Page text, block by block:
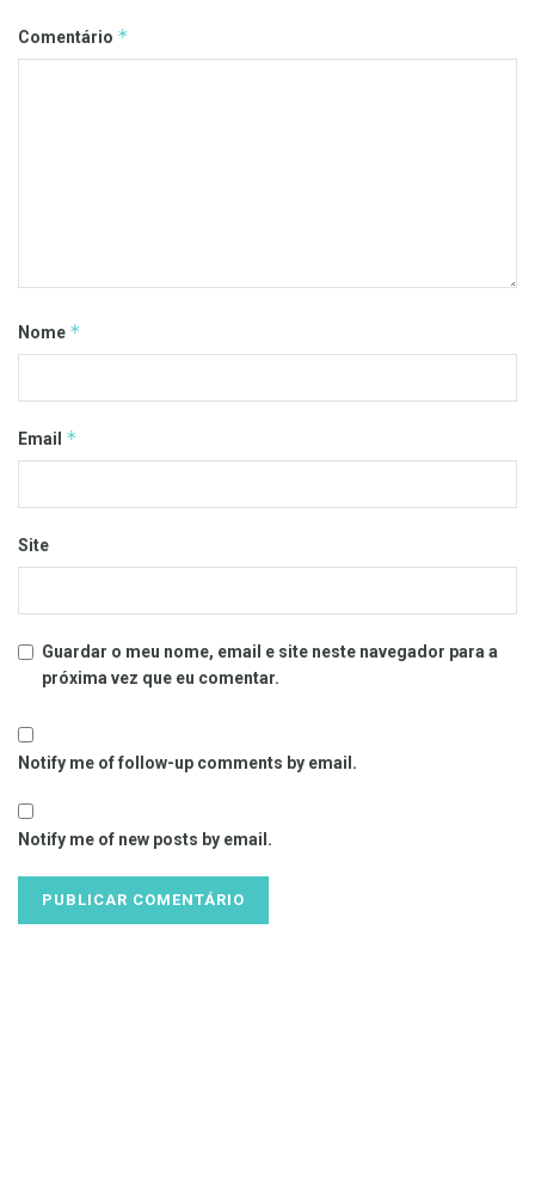
Comentário *
Nome *
Email *
Site
Guardar o meu nome, email e site neste navegador para a
próxima vez que eu comentar.
Notify me of follow-up comments by email.
Notify me of new posts by email.